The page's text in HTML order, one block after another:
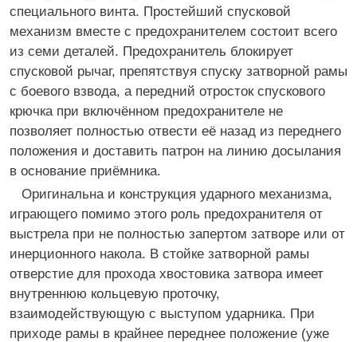
специального винта. Простейший спусковой
механизм вместе с предохранителем состоит всего
из семи деталей. Предохранитель блокирует
спусковой рычаг, препятствуя спуску затворной рамы
с боевого взвода, а передний отросток спускового
крючка при включённом предохранителе не
позволяет полностью отвести её назад из переднего
положения и доставить патрон на линию досылания
в основание приёмника.
Оригинальна и конструкция ударного механизма,
играющего помимо этого роль предохранителя от
выстрела при не полностью запертом затворе или от
инерционного накола. В стойке затворной рамы
отверстие для прохода хвостовика затвора имеет
внутреннюю кольцевую проточку,
взаимодействующую с выступом ударника. При
приходе рамы в крайнее переднее положение (уже